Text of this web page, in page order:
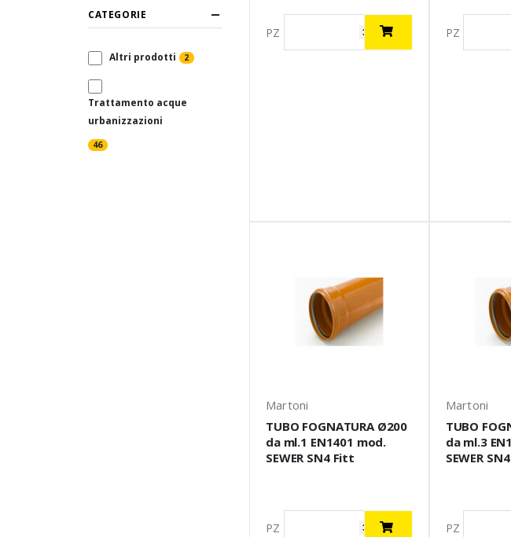
PZ PZ
Martoni
TUBO FOGNATURA Ø200
da ml.1 EN1401 mod.
SEWER SN4 Fitt
PZ
Martoni
TUBO
da ml.3
SEWER
PZ
CATEGORIE
Altri prodotti 2
Trattamento acque
urbanizzazioni
46